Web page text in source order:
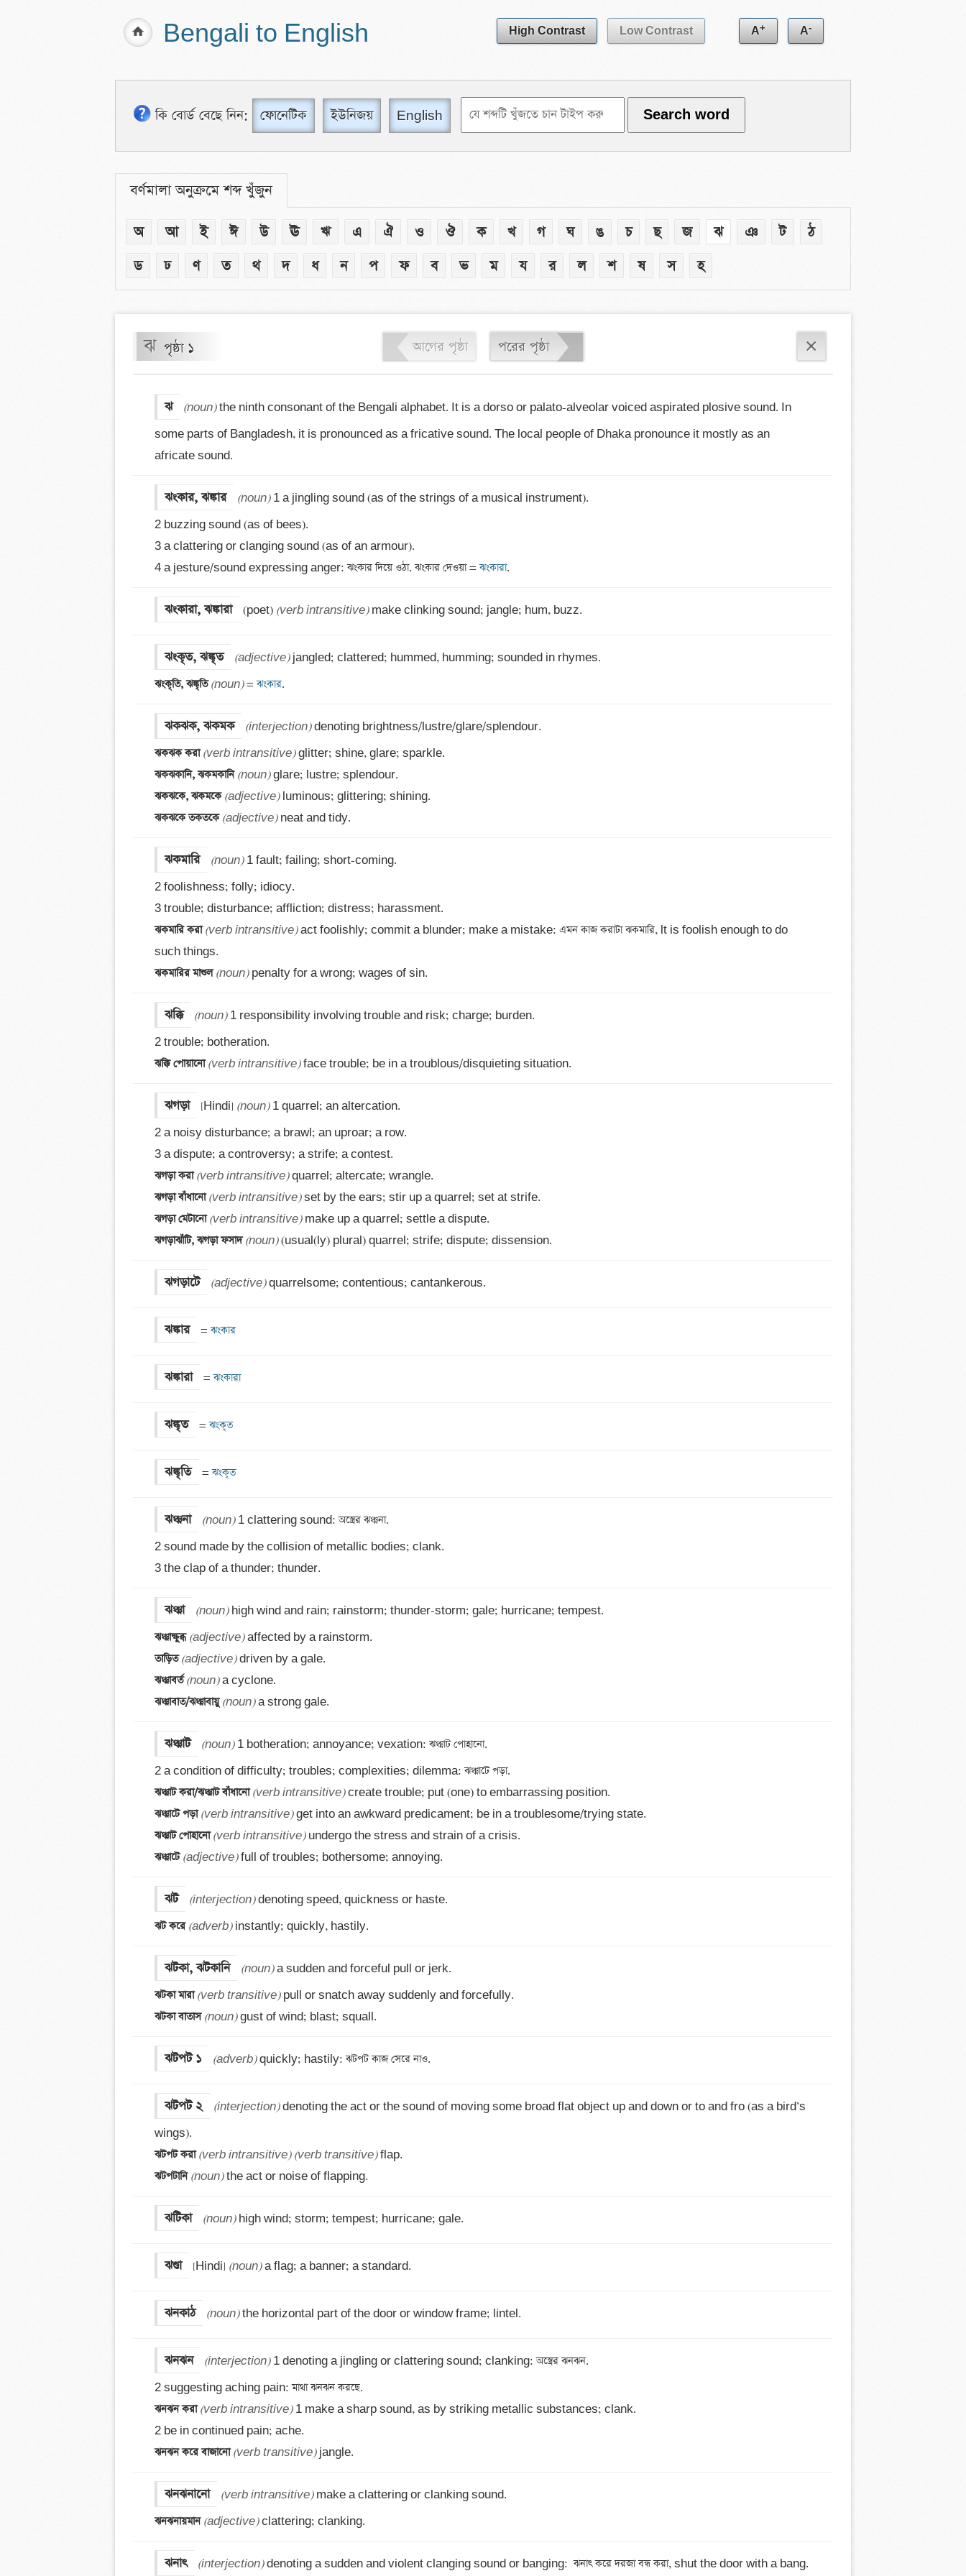
Bengali to English High Contrast Low Contrast A+ A-
কি বোর্ড বেছে নিন: ফোনেটিক ইউনিজয় English
বর্ণমালা অনুক্রমে শব্দ খুঁজুন
অ আ ই ঈ উ ঊ ঋ এ ঐ ও ঔ ক খ গ ঘ ঙ চ ছ জ ঝ ঞ ট
ঠ
ড
ঢ ণ ত থ দ ধ ন প ফ ব ভ ম য র ল শ ষ স হ
ঝ পৃষ্ঠা ১ আগের পৃষ্ঠা পরের পৃষ্ঠা ×
ঝ (noun) the ninth consonant of the Bengali alphabet. It is a dorso or palato-alveolar voiced aspirated plosive sound. In
some parts of Bangladesh, it is pronounced as a fricative sound. The local people of Dhaka pronounce it mostly as an
africate sound.
ঝংকার, ঝঙ্কার (noun) 1 a jingling sound (as of the strings of a musical instrument).
2 buzzing sound (as of bees).
3 a clattering or clanging sound (as of an armour).
4 a jesture/sound expressing anger: ঝংকার দিয়ে ওঠা. ঝংকার দেওয়া = ঝংকারা.
ঝংকারা, ঝঙ্কারা (poet) (verb intransitive) make clinking sound; jangle; hum, buzz.
ঝংকৃত, ঝঙ্কৃত (adjective)
ঝংকৃতি, ঝঙ্কৃতি (noun) = ঝংকার.
ঝকঝক, ঝকমক (interjection)
ঝকঝক করা (verb intransitive)
ঝকঝকানি, ঝকমকানি (noun)
ঝকঝকে, ঝকমকে (adjective)
ঝকঝকে তকতকে (adjective) neat and tidy.
ঝকমারি (noun) 1 fault; failing; short-coming.
2 foolishness; folly; idiocy.
ঝকমারি করা (verb intransitive) act foolishly; commit a blunder; make a mistake: এমন কাজ করাটা ঝকমারি, lt is foolish enough to do
ঝকমারির মাশুল (noun) penalty for a wrong; wages of sin.
ঝক্কি (noun) 1 responsibility involving trouble and risk; charge; burden.
ঝক্কি পোয়ানো (verb intransitive) face trouble; be in a troublous/disquieting situation.
ঝগড়া [Hindi] (noun) 1 quarrel; an altercation.
2 a noisy disturbance; a brawl; an uproar; a row.
ঝগড়া করা (verb intransitive)
ঝগড়া বাঁধানো (verb intransitive)
ঝগড়া মেটানো (verb intransitive)
ঝগড়াঝাঁটি, ঝগড়া ফসাদ (noun) (usual(ly) plural) quarrel; strife; dispute; dissension.
ঝগড়াটে (adjective) quarrelsome; contentious; cantankerous.
ঝঙ্কার = ঝংকার
ঝঙ্কারা = ঝংকারা
ঝঙ্কৃত = ঝংকৃত
ঝঙ্কৃতি = ঝংকৃত
ঝঞ্ঝনা (noun) 1 clattering sound: অস্ত্রের ঝঞ্ঝনা.
2 sound made by the collision of metallic bodies; clank.
3 the clap of a thunder; thunder.
ঝঞ্ঝা (noun)
ঝঞ্ঝাক্ষুব্ধ (adjective)
তাড়িত (adjective)
ঝঞ্ঝাবর্ত (noun)
ঝঞ্ঝাবাত/ঝঞ্ঝাবায়ু (noun) a strong gale.
ঝঞ্ঝাট (noun) 1 botheration; annoyance; vexation: ঝঞ্ঝাট পোহানো.
ঝঞ্ঝাট করা/ঝঞ্ঝাট বাঁধানো (verb intransitive)
ঝঞ্ঝাটে পড়া (verb intransitive)
ঝঞ্ঝাট পোহানো (verb intransitive)
ঝঞ্ঝাটে (adjective) full of troubles; bothersome; annoying.
ঝট (interjection)
ঝট করে (adverb) instantly; quickly, hastily.
ঝটকা, ঝটকানি (noun)
ঝটকা মারা (verb transitive)
ঝটকা বাতাস (noun) gust of wind; blast; squall.
ঝটপট ১ (adverb) quickly; hastily: ঝটপট কাজ সেরে নাও.
ঝটপট ২ (interjection) denoting the act or the sound of moving some broad flat object up and down or to and fro (as a bird’s
ঝটপট করা (verb intransitive) (verb transitive)
ঝটপটানি (noun) the act or noise of flapping.
ঝটিকা (noun) high wind; storm; tempest; hurricane; gale.
ঝণ্ডা [Hindi] (noun) a flag; a banner; a standard.
ঝনকাঠ (noun) the horizontal part of the door or window frame; lintel.
ঝনঝন (interjection) 1 denoting a jingling or clattering sound; clanking: অস্ত্রের ঝনঝন.
ঝনঝন করা (verb intransitive) 1 make a sharp sound, as by striking metallic substances; clank.
ঝনঝন করে বাজানো (verb transitive) jangle.
ঝনঝনানো (verb intransitive)
ঝনঝনায়মান (adjective) clattering; clanking.
ঝনাৎ (interjection) denoting a sudden and violent clanging sound or banging:  ঝনাৎ করে দরজা বন্ধ করা, shut the door with a bang.